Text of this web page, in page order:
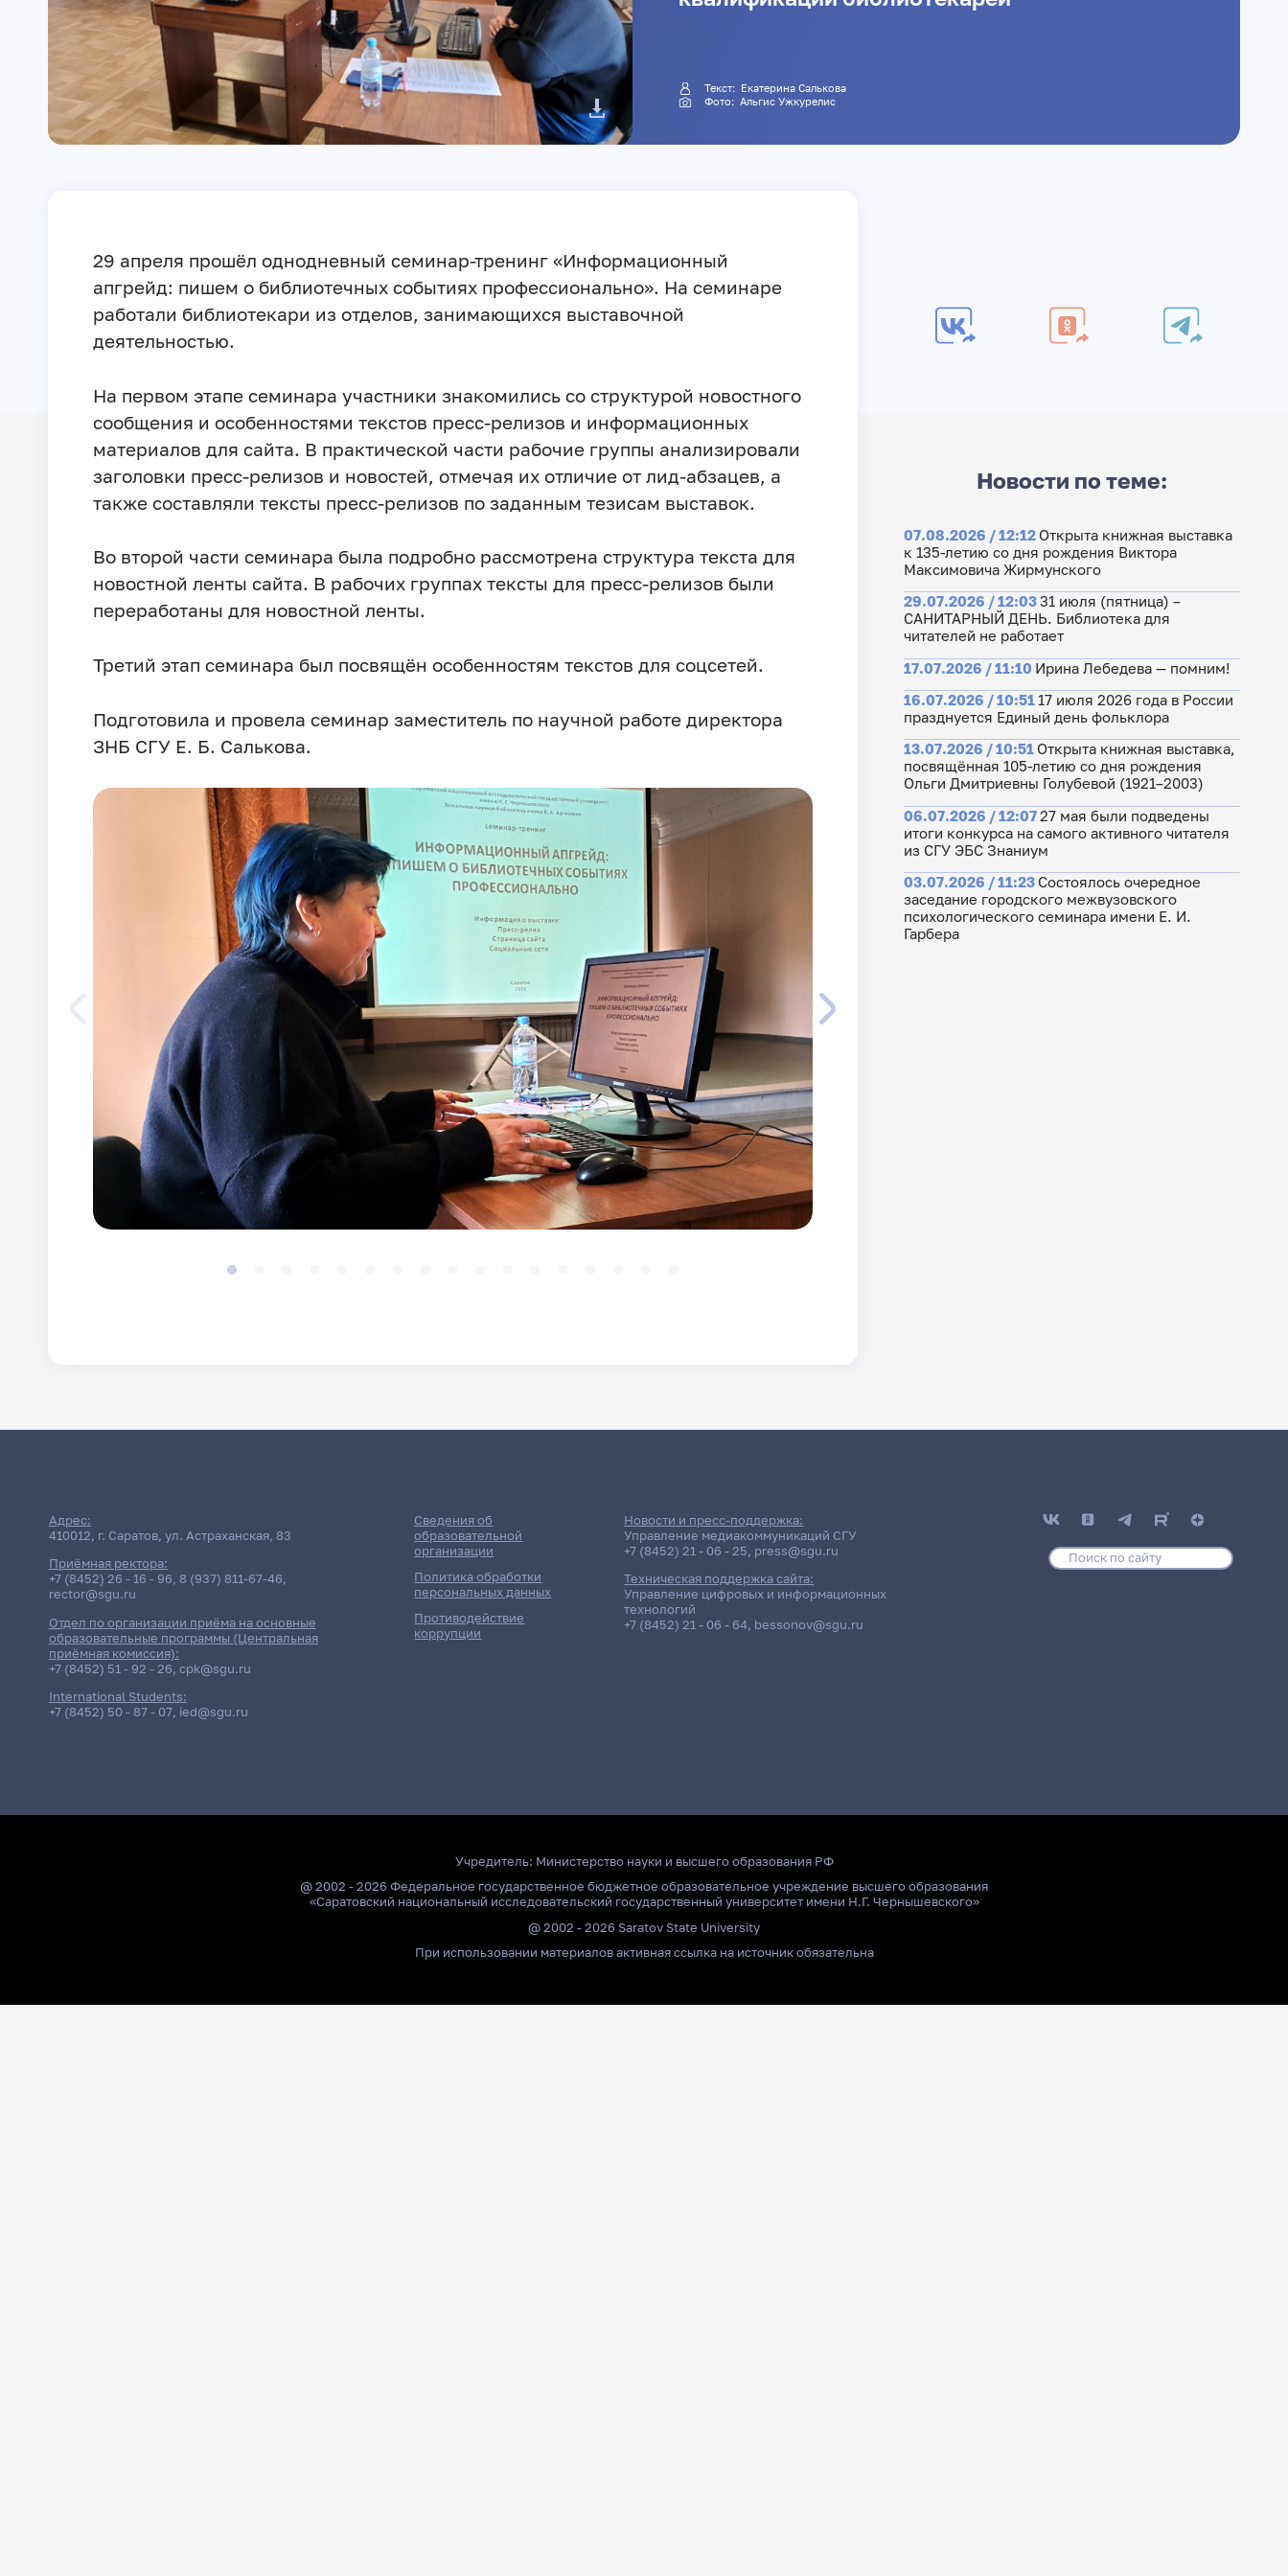
Текст: Екатерина Салькова
Фото:Альгис Ужкурелис
29 апреля прошёл однодневный семинар-тренинг «Информационный
апгрейд: пишем о библиотечных событиях профессионально». На семинаре
работали библиотекари из отделов, занимающихся выставочной
деятельностью.
На первом этапе семинара участники знакомились со структурой новостного
сообщения и особенностями текстов пресс-релизов и информационных
материалов для сайта. В практической части рабочие группы анализировали
заголовки пресс-релизов и новостей, отмечая их отличие от лид-абзацев, а
также составляли тексты пресс-релизов по заданным тезисам выставок.
Во второй части семинара была подробно рассмотрена структура текста для
новостной ленты сайта. В рабочих группах тексты для пресс-релизов были
переработаны для новостной ленты.
Третий этап семинара был посвящён особенностям текстов для соцсетей.
Подготовила и провела семинар заместитель по научной работе директора
ЗНБ СГУ Е. Б. Салькова.
Новости по теме:
07.08.2026 / 12:12 Открыта книжная выставка
к 135-летию со дня рождения Виктора
Максимовича Жирмунского
29.07.2026 / 12:0331 июля (пятница) –
САНИТАРНЫЙ ДЕНЬ. Библиотека для
читателей не работает
17.07.2026 / 11:10 Ирина Лебедева — помним!
16.07.2026 / 10:5117 июля 2026 года в России
празднуется Единый день фольклора
13.07.2026 / 10:51 Открыта книжная выставка,
посвящённая 105-летию со дня рождения
Ольги Дмитриевны Голубевой (1921–2003)
06.07.2026 / 12:0727 мая были подведены
итоги конкурса на самого активного читателя
из СГУ ЭБС Знаниум
03.07.2026 / 11:23 Состоялось очередное
заседание городского межвузовского
психологического семинара имени Е. И.
Гарбера
Адрес:
410012, г. Саратов, ул. Астраханская, 83
Приёмная ректора:
+7 (8452) 26 - 16 - 96, 8 (937) 811-67-46,
rector@sgu.ru
Отдел по организации приёма на основные
образовательные программы (Центральная
приёмная комиссия):
+7 (8452) 51 - 92 - 26, cpk@sgu.ru
International Students:
+7 (8452) 50 - 87 - 07, ied@sgu.ru
Сведения об
образовательной
организации
Политика обработки
персональных данных
Противодействие
коррупции
Новости и пресс-поддержка:
Управление медиакоммуникаций СГУ
+7 (8452) 21 - 06 - 25, press@sgu.ru
Техническая поддержка сайта:
Управление цифровых и информационных
технологий
+7 (8452) 21 - 06 - 64, bessonov@sgu.ru
Учредитель: Министерство науки и высшего образования РФ
@ 2002 - 2026 Федеральное государственное бюджетное образовательное учреждение высшего образования
«Саратовский национальный исследовательский государственный университет имени Н.Г. Чернышевского»
@ 2002 - 2026 Saratov State University
При использовании материалов активная ссылка на источник обязательна